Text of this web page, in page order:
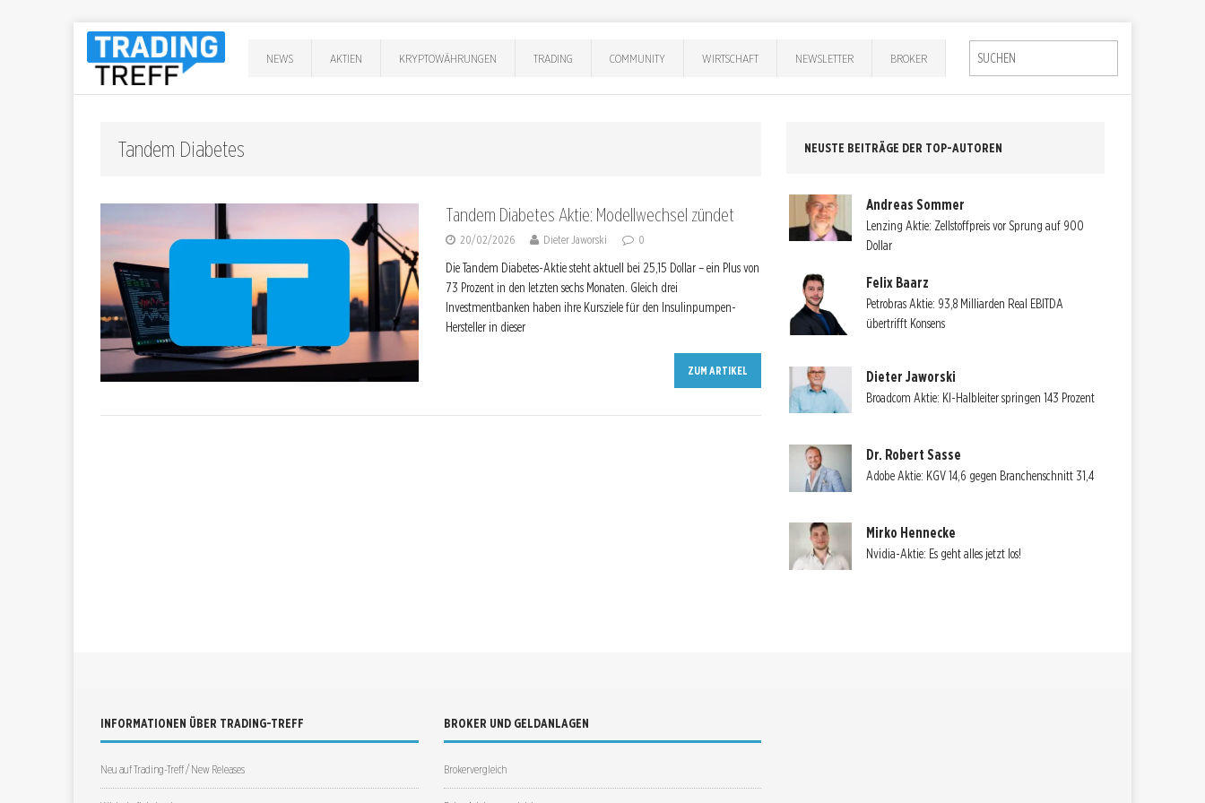
NEWS AKTIEN KRYPTOWÄHRUNGEN TRADING COMMUNITY WIRTSCHAFT NEWSLETTER BROKER
Tandem Diabetes
Tandem Diabetes Aktie: Modellwechsel zündet
20/02/2026 Dieter Jaworski 0
Die Tandem Diabetes-Aktie steht aktuell bei 25,15 Dollar – ein Plus von
73 Prozent in den letzten sechs Monaten. Gleich drei
Investmentbanken haben ihre Kursziele für den Insulinpumpen-
Hersteller in dieser
ZUM ARTIKEL
NEUSTE BEITRÄGE DER TOP-AUTOREN
Andreas Sommer
Lenzing Aktie: Zellstoffpreis vor Sprung auf 900
Dollar
Felix Baarz
Petrobras Aktie: 93,8 Milliarden Real EBITDA
übertrifft Konsens
Dieter Jaworski
Broadcom Aktie: KI-Halbleiter springen 143 Prozent
Dr. Robert Sasse
Adobe Aktie: KGV 14,6 gegen Branchenschnitt 31,4
Mirko Hennecke
Nvidia-Aktie: Es geht alles jetzt los!
INFORMATIONEN ÜBER TRADING-TREFF
Neu auf Trading-Treff / New Releases
BROKER UND GELDANLAGEN
Brokervergleich